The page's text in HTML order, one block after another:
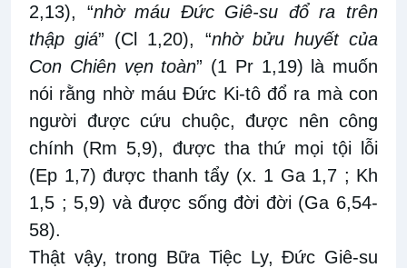
2,13), “nhờ máu Đức Giê-su đổ ra trên
thập giá” (Cl 1,20), “nhờ bửu huyết của
Con Chiên vẹn toàn” (1 Pr 1,19) là muốn
nói rằng nhờ máu Đức Ki-tô đổ ra mà con
người được cứu chuộc, được nên công
chính (Rm 5,9), được tha thứ mọi tội lỗi
(Ep 1,7) được thanh tẩy (x. 1 Ga 1,7 ; Kh
1,5 ; 5,9) và được sống đời đời (Ga 6,54-
58).
Thật vậy, trong Bữa Tiệc Ly, Đức Giê-su